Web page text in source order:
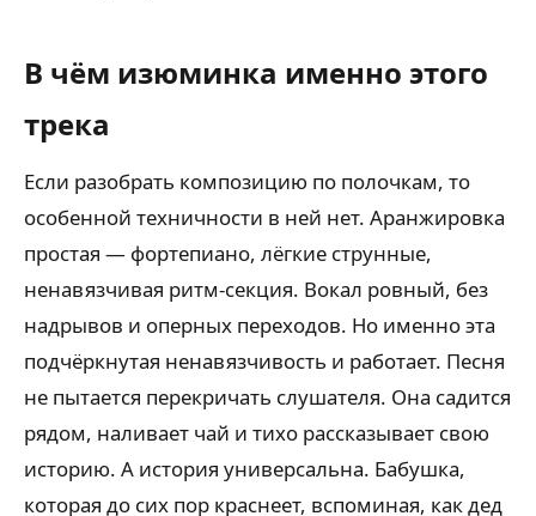
В чём изюминка именно этого
трека
Если разобрать композицию по полочкам, то
особенной техничности в ней нет. Аранжировка
простая — фортепиано, лёгкие струнные,
ненавязчивая ритм-секция. Вокал ровный, без
надрывов и оперных переходов. Но именно эта
подчёркнутая ненавязчивость и работает. Песня
не пытается перекричать слушателя. Она садится
рядом, наливает чай и тихо рассказывает свою
историю. А история универсальна. Бабушка,
которая до сих пор краснеет, вспоминая, как дед